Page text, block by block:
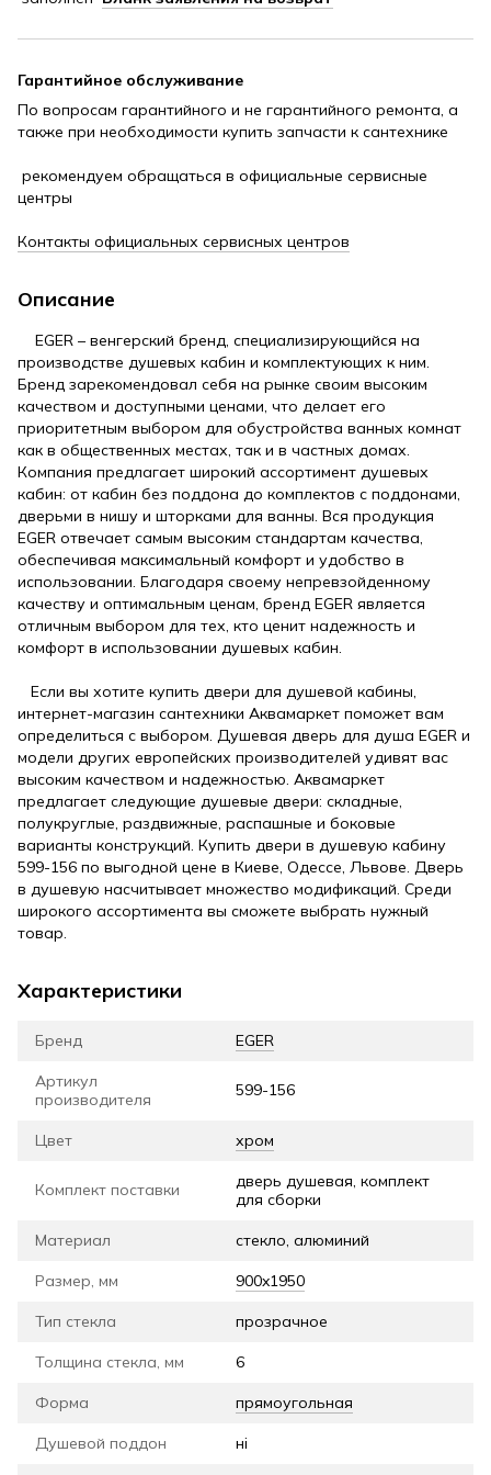
Гарантийное обслуживание
По вопросам гарантийного и не гарантийного ремонта, а
также при необходимости купить запчасти к сантехнике
рекомендуем обращаться в официальные сервисные
центры
Контакты официальных сервисных центров
Описание
EGER – венгерский бренд, специализирующийся на
производстве душевых кабин и комплектующих к ним.
Бренд зарекомендовал себя на рынке своим высоким
качеством и доступными ценами, что делает его
приоритетным выбором для обустройства ванных комнат
как в общественных местах, так и в частных домах.
Компания предлагает широкий ассортимент душевых
кабин: от кабин без поддона до комплектов с поддонами,
дверьми в нишу и шторками для ванны. Вся продукция
EGER отвечает самым высоким стандартам качества,
обеспечивая максимальный комфорт и удобство в
использовании. Благодаря своему непревзойденному
качеству и оптимальным ценам, бренд EGER является
отличным выбором для тех, кто ценит надежность и
комфорт в использовании душевых кабин.
Если вы хотите купить двери для душевой кабины,
интернет-магазин сантехники Аквамаркет поможет вам
определиться с выбором. Душевая дверь для душа EGER и
модели других европейских производителей удивят вас
высоким качеством и надежностью. Аквамаркет
предлагает следующие душевые двери: складные,
полукруглые, раздвижные, распашные и боковые
варианты конструкций. Купить двери в душевую кабину
599-156 по выгодной цене в Киеве, Одессе, Львове. Дверь
в душевую насчитывает множество модификаций. Среди
широкого ассортимента вы сможете выбрать нужный
товар.
Характеристики
Бренд EGER
Артикул
производителя
599-156
Цвет хром
Комплект поставки
дверь душевая, комплект
для сборки
Материал стекло, алюминий
Размер, мм 900x1950
Тип стекла прозрачное
Толщина стекла, мм 6
Форма прямоугольная
Душевой поддон ні